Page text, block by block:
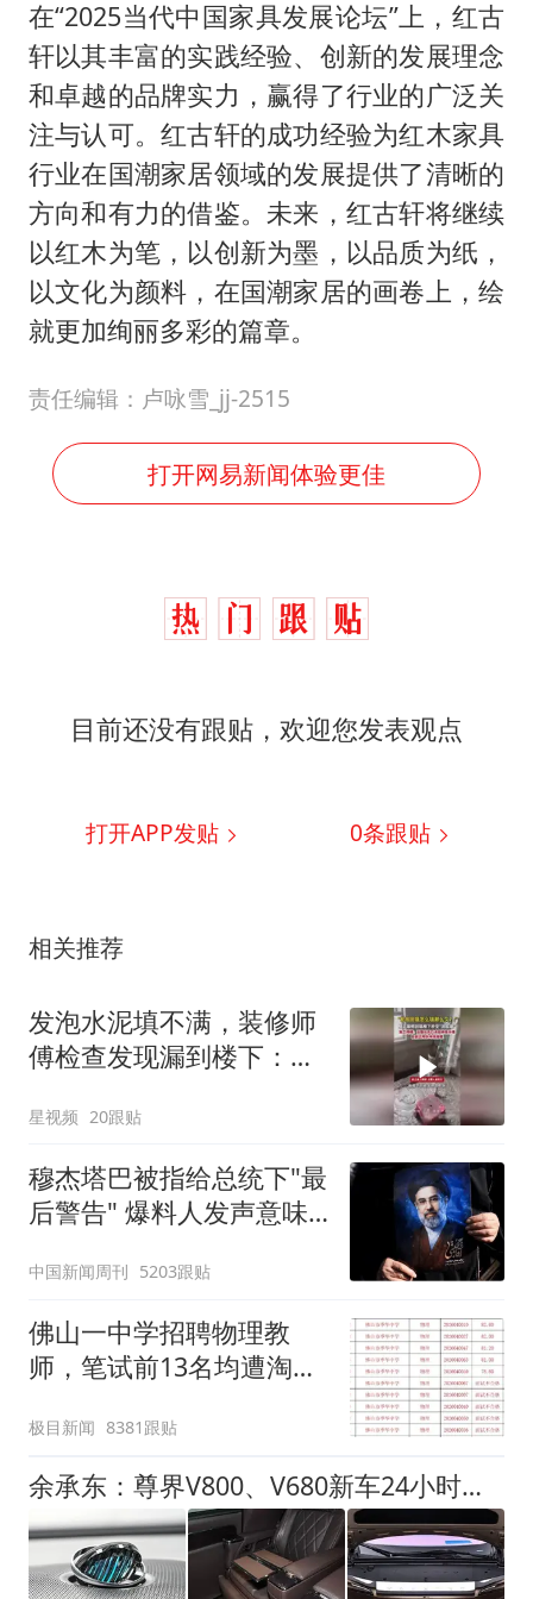
在“2025当代中国家具发展论坛”上，红古
轩以其丰富的实践经验、创新的发展理念
和卓越的品牌实力，赢得了行业的广泛关
注与认可。红古轩的成功经验为红木家具
行业在国潮家居领域的发展提供了清晰的
方向和有力的借鉴。未来，红古轩将继续
以红木为笔，以创新为墨，以品质为纸，
以文化为颜料，在国潮家居的画卷上，绘
就更加绚丽多彩的篇章。
责任编辑：卢咏雪_jj-2515
打开网易新闻体验更佳
目前还没有跟贴，欢迎您发表观点
打开APP发贴 0条跟贴
相关推荐
发泡水泥填不满，装修师
傅检查发现漏到楼下：出
星视频 20跟贴
穆杰塔巴被指给总统下"最
后警告" 爆料人发声意味
中国新闻周刊 5203跟贴
佛山一中学招聘物理教
师，笔试前13名均遭淘
聘，成立调查组全面核查
极目新闻 8381跟贴
余承东：尊界V800、V680新车24小时大定突破3500台